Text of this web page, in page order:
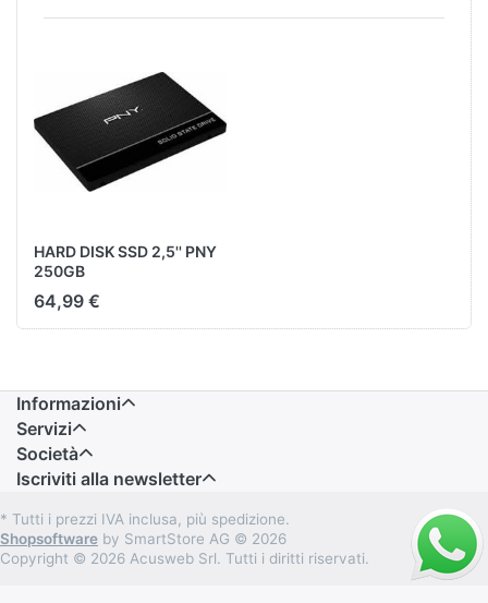
HARD DISK SSD 2,5'' PNY
250GB
SSDD7CS900/250G
64,99 €
Informazioni
Servizi
Società
Iscriviti alla newsletter
* Tutti i prezzi IVA inclusa, più spedizione.
Shopsoftware by SmartStore AG © 2026
Copyright © 2026 Acusweb Srl. Tutti i diritti riservati.